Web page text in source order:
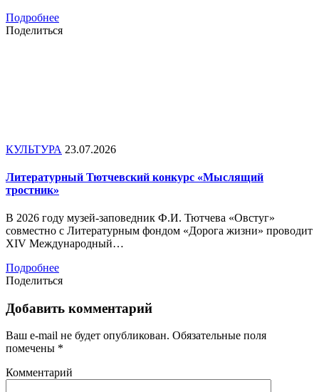
Подробнее
Поделиться
КУЛЬТУРА 23.07.2026
Литературный Тютчевский конкурс «Мыслящий
тростник»
В 2026 году музей-заповедник Ф.И. Тютчева «Овстуг»
совместно с Литературным фондом «Дорога жизни» проводит
ХIV Международный…
Подробнее
Поделиться
Добавить комментарий
Ваш e-mail не будет опубликован. Обязательные поля
помечены *
Комментарий